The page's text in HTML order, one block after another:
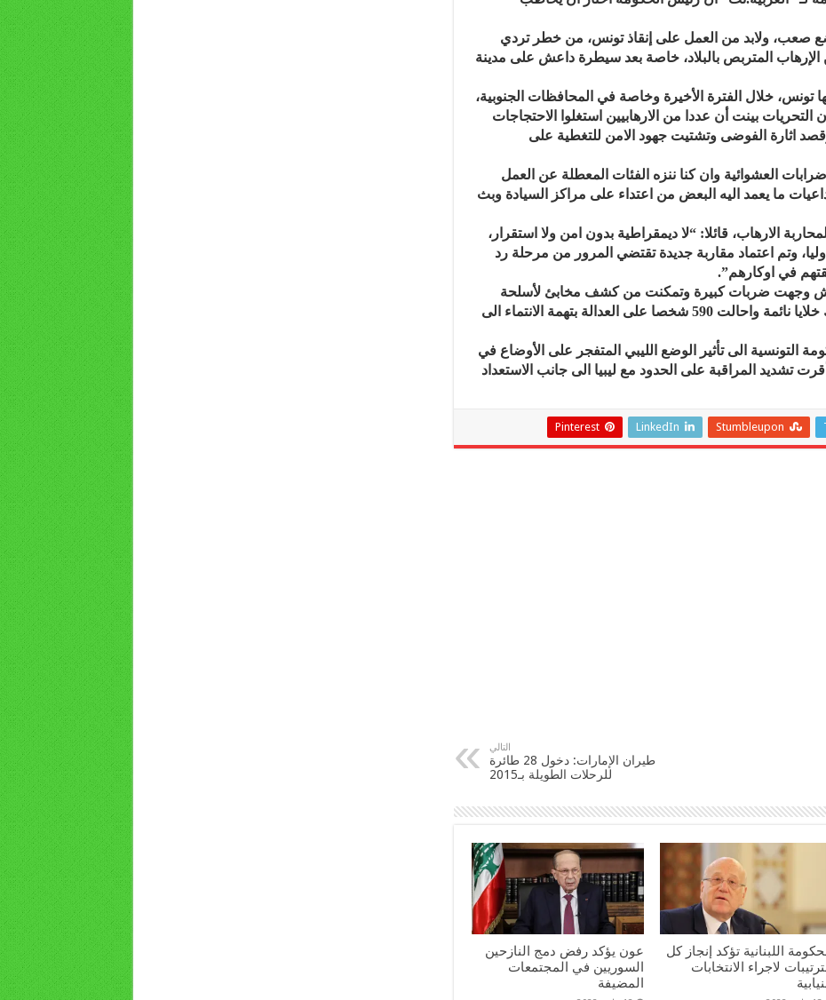
صعب، ولابد من العمل على إنقاذ تونس، من خطر تردي
الإرهاب المتربص بالبلاد، خاصة بعد سيطرة داعش على مدينة
تونس، خلال الفترة الأخيرة وخاصة في المحافظات الجنوبية،
التحريات بينت أن عددا من الارهابيين استغلوا الاحتجاجات
اثارة الفوضى وتشتيت جهود الامن للتغطية على
العشوائية وان كنا ننزه الفئات المعطلة عن العمل
ما يعمد اليه البعض من اعتداء على مراكز السيادة وبث
الارهاب، قائلا: “لا ديمقراطية بدون امن ولا استقرار،
وتم اعتماد مقاربة جديدة تقتضي المرور من مرحلة رد
في اوكارهم”.
وجهت ضربات كبيرة وتمكنت من كشف مخابئ لأسلحة
حربية، وتمثلت النجاحات في تفكيك خلايا نائمة واحالت 590 شخصا على العدالة بتهمة الانتماء الى
التونسية الى تأثير الوضع الليبي المتفجر على الأوضاع في
تشديد المراقبة على الحدود مع ليبيا الى جانب الاستعداد
Stumbleupon
LinkedIn
Pinterest
التالي
طيران الإمارات: دخول 28 طائرة
للرحلات الطويلة بـ2015
اللبنانية تؤكد إنجاز كل
لاجراء الانتخابات
عون يؤكد رفض دمج النازحين
السوريين في المجتمعات
المضيفة